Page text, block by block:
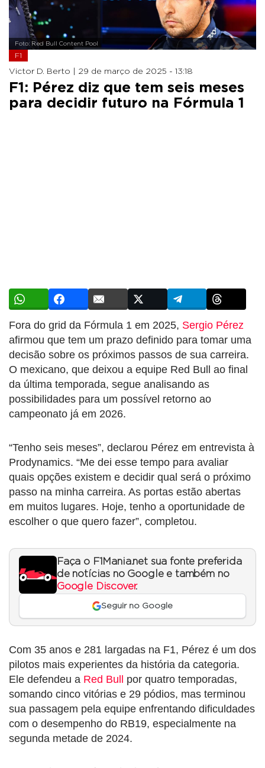
Foto: Red Bull Content Pool
F1
Victor D. Berto | 29 de março de 2025 - 13:18
F1: Pérez diz que tem seis meses
para decidir futuro na Fórmula 1
Fora do grid da Fórmula 1 em 2025, Sergio Pérez
afirmou que tem um prazo definido para tomar uma
decisão sobre os próximos passos de sua carreira.
O mexicano, que deixou a equipe Red Bull ao final
da última temporada, segue analisando as
possibilidades para um possível retorno ao
campeonato já em 2026.
“Tenho seis meses”, declarou Pérez em entrevista à
Prodynamics. “Me dei esse tempo para avaliar
quais opções existem e decidir qual será o próximo
passo na minha carreira. As portas estão abertas
em muitos lugares. Hoje, tenho a oportunidade de
escolher o que quero fazer”, completou.
Faça o F1Mania.net sua fonte preferida
de notícias no Google e também no
Google Discover.
Seguir no Google
Com 35 anos e 281 largadas na F1, Pérez é um dos
pilotos mais experientes da história da categoria.
Ele defendeu a Red Bull
por quatro temporadas,
somando cinco vitórias e 29 pódios, mas terminou
sua passagem pela equipe enfrentando dificuldades
com o desempenho do RB19, especialmente na
segunda metade de 2024.